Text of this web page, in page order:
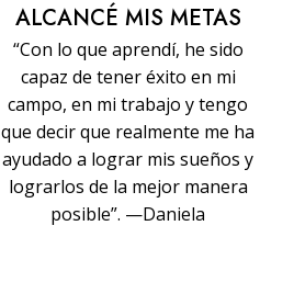
ALCANCÉ MIS METAS
“Con lo que aprendí, he sido
capaz de tener éxito en mi
campo, en mi trabajo y tengo
que decir que realmente me ha
ayudado a lograr mis sueños y
lograrlos de la mejor manera
posible”. —Daniela